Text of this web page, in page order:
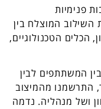
פנימיות
השילוב המוצלח בין
הכלים הטכנולוגיים,
המשתתפים לבין
התרשמנו מהמיצוב
ושל מנהליה. נדמה